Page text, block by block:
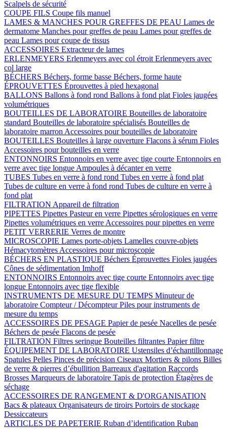
Scalpels de sécurité
COUPE FILS Coupe fils manuel
LAMES & MANCHES POUR GREFFES DE PEAU Lames de
dermatome Manches pour greffes de peau Lames pour greffes de
peau Lames pour coupe de tissus
ACCESSOIRES Extracteur de lames
ERLENMEYERS Erlenmeyers avec col étroit Erlenmeyers avec
col large
BÉCHERS Béchers, forme basse Béchers, forme haute
ÉPROUVETTES Éprouvettes à pied hexagonal
BALLONS Ballons à fond rond Ballons à fond plat Fioles jaugées
volumétriques
BOUTEILLES DE LABORATOIRE Bouteilles de laboratoire
standard Bouteilles de laboratoire spécialisés Bouteilles de
laboratoire marron Accessoires pour bouteilles de laboratoire
BOUTEILLES Bouteilles à large ouverture Flacons à sérum Fioles
Accessoires pour bouteilles en verre
ENTONNOIRS Entonnoirs en verre avec tige courte Entonnoirs en
verre avec tige longue Ampoules à décanter en verre
TUBES Tubes en verre à fond rond Tubes en verre à fond plat
Tubes de culture en verre à fond rond Tubes de culture en verre à
fond plat
FILTRATION Appareil de filtration
PIPETTES Pipettes Pasteur en verre Pipettes sérologiques en verre
Pipettes volumétriques en verre Accessoires pour pipettes en verre
PETIT VERRERIE Verres de montre
MICROSCOPIE Lames porte-objets Lamelles couvre-objets
Hémacytomètres Accessoires pour microscopie
BÉCHERS EN PLASTIQUE Béchers Éprouvettes Fioles jaugées
Cônes de sédimentation Imhoff
ENTONNOIRS Entonnoirs avec tige courte Entonnoirs avec tige
longue Entonnoirs avec tige flexible
INSTRUMENTS DE MESURE DU TEMPS Minuteur de
laboratoire Compteur / DécompteurPiles pour instruments de
mesure du temps
ACCESSOIRES DE PESAGE Papier de pesée Nacelles de pesée
Béchers de pesée Flacons de pesée
FILTRATION Filtres seringue Bouteilles filtrantes Papier filtre
ÉQUIPEMENT DE LABORATOIRE Ustensiles d’échantillonnage
Spatules Pelles Pinces de précision Ciseaux Mortiers & pilons Billes
de verre & pierres d’ébullition Barreaux d'agitation Raccords
Brosses Marqueurs de laboratoire Tapis de protection Étagères de
séchage
ACCESSOIRES DE RANGEMENT & D'ORGANISATION
Bacs & plateaux Organisateurs de tiroirs Portoirs de stockage
Dessiccateurs
ARTICLES DE PAPETERIE Ruban d’identification Ruban